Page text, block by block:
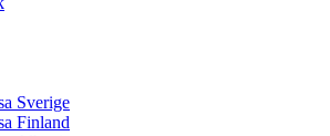
Sverige
Finland